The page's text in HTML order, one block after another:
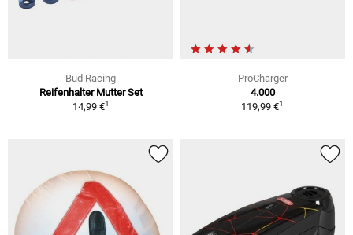
Bud Racing
Reifenhalter Mutter Set
14,99 €1
ProCharger
4.000
119,99 €1